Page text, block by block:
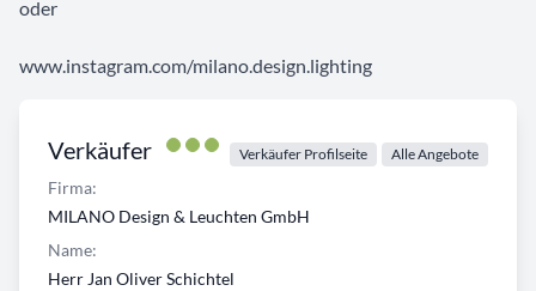
Verkäufer Verkäufer Profilseite Alle Angebote
Firma:
MILANO Design & Leuchten GmbH
Name:
Herr Jan Oliver Schichtel
oder
www.instagram.com/milano.design.lighting